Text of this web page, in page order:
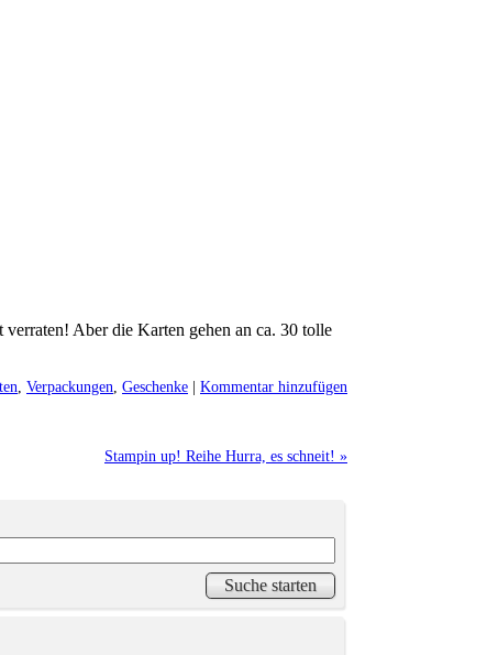
Aber die Karten gehen an ca. 30 tolle
Verpackungen Geschenke | Kommentar hinzufügen
Stampin up! Reihe Hurra, es schneit! »